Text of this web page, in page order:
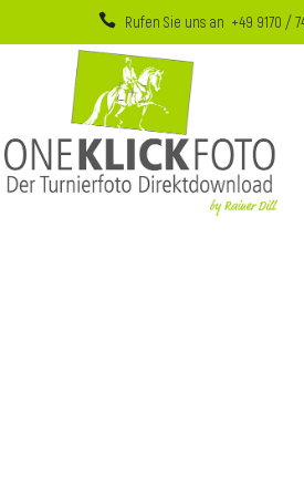
Rufen Sie uns an +49 9170 /